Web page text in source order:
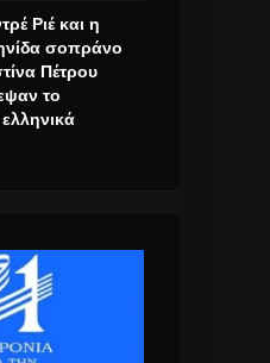
Ριέ και η
σοπράνο
Πέτρου
το